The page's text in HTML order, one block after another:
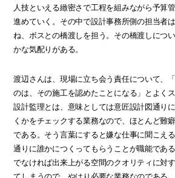
人技といえる緻密さで工程を組みながら予算
進めていく。その中で設計事務所側の担当者
ね、ボスとの橋渡しを担う。その橋渡しにつ
かな気配りがある。
渡辺さんは、現場に立ち会う責任について、
のは、その施工を認めたことになる」とよく
設計監理とは、意味としては意匠設計図通り
くかをチェックする業務なので、ほとんど難
である。そう言葉にすると嫌な仕事に聞こえ
通りに誰かにつくってもらうことが職能であ
でなければ出来上がる空間のクオリティに対